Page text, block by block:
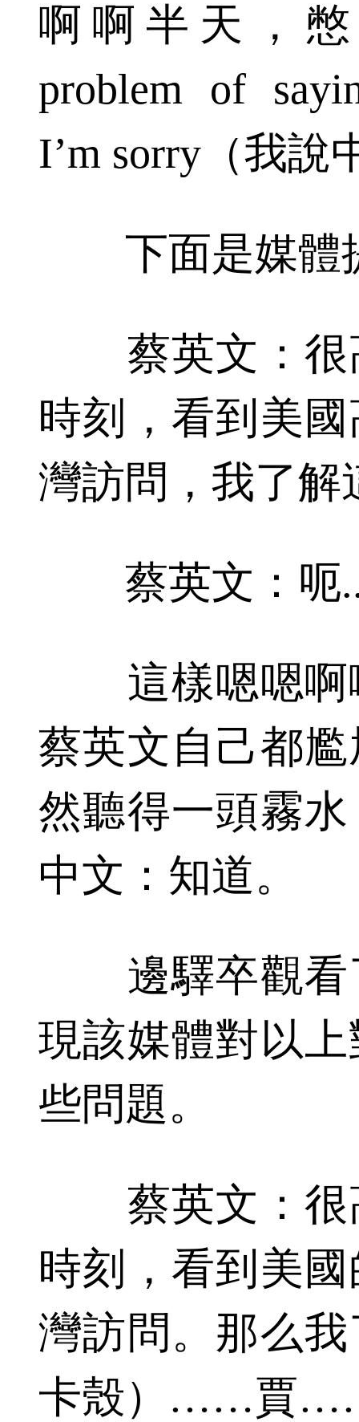
啊啊半天，
problem of
I’m sorry（我說
下面是媒體
蔡英文：很
時刻，看到美
灣訪問，我了解
蔡英文：呃
這樣嗯嗯啊
蔡英文自己都
然聽得一頭霧
中文：知道。
邊驛卒觀看
現該媒體對以
些問題。
蔡英文：很
時刻，看到美
灣訪問。那么
卡殼）……賈